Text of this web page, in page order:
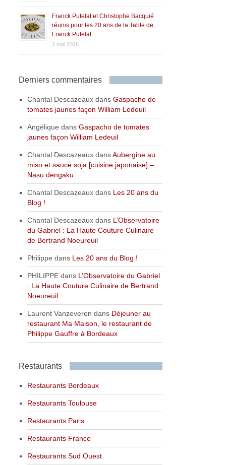
Franck Putelat et Christophe Bacquié
réunis pour les 20 ans de la Table de
Franck Putelat
3 mai 2026
Derniers commentaires
Chantal Descazeaux dansGaspacho de
tomates jaunes façon William Ledeuil
Angélique dansGaspacho de tomates
jaunes façon William Ledeuil
Chantal Descazeaux dansAubergine au
miso et sauce soja [cuisine japonaise] –
Nasu dengaku
Chantal Descazeaux dans Les 20 ans du
Blog !
Chantal Descazeaux dans L’Observatoire
du Gabriel : La Haute Couture Culinaire
de Bertrand Noeureuil
Philippe dans Les 20 ans du Blog !
PHILIPPE dans L’Observatoire du Gabriel
: La Haute Couture Culinaire de Bertrand
Noeureuil
Laurent Vanzeveren dans Déjeuner au
restaurant Ma Maison, le restaurant de
Philippe Gauffre à Bordeaux
Restaurants
Restaurants Bordeaux
Restaurants Toulouse
Restaurants Paris
Restaurants France
Restaurants Sud Ouest